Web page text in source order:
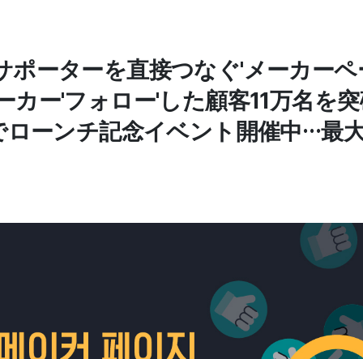
ポーターを直接つなぐ'メーカー
カー'フォロー'した顧客11万名を
ーンチ記念イベント開催中…最